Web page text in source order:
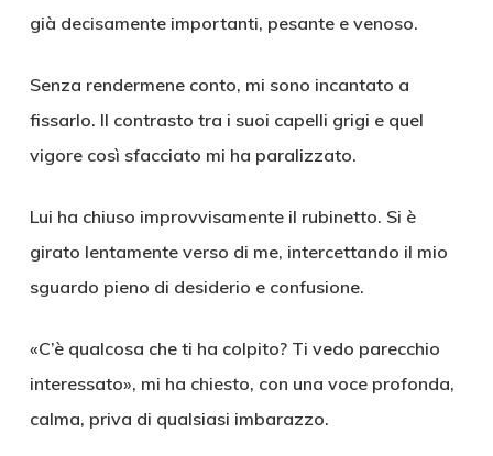
già decisamente importanti, pesante e venoso.
Senza rendermene conto, mi sono incantato a
fissarlo. Il contrasto tra i suoi capelli grigi e quel
vigore così sfacciato mi ha paralizzato.
Lui ha chiuso improvvisamente il rubinetto. Si è
girato lentamente verso di me, intercettando il mio
sguardo pieno di desiderio e confusione.
«C’è qualcosa che ti ha colpito? Ti vedo parecchio
interessato», mi ha chiesto, con una voce profonda,
calma, priva di qualsiasi imbarazzo.